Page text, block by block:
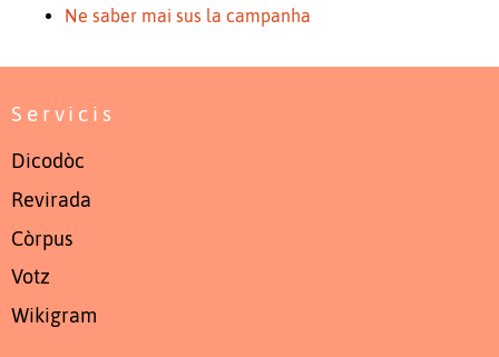
Ne saber mai sus la campanha
Servicis
Dicodòc
Revirada
Còrpus
Votz
Wikigram